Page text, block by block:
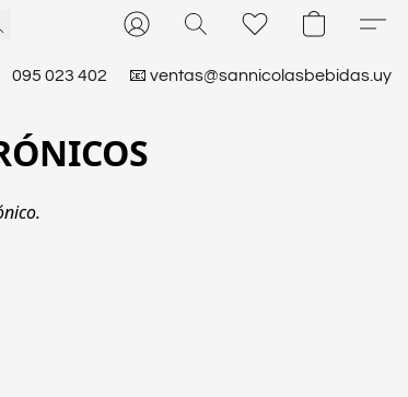
095 023 402 📧 ventas@sannicolasbebidas.uy